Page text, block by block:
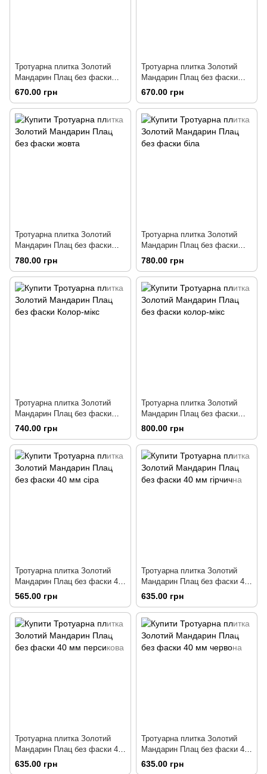
Тротуарна плитка Золотий
Мандарин Плац без фаски
коричнева
670.00 грн
Тротуарна плитка Золотий
Мандарин Плац без фаски
чорна
670.00 грн
Тротуарна плитка Золотий
Мандарин Плац без фаски
жовта
780.00 грн
Тротуарна плитка Золотий
Мандарин Плац без фаски
біла
780.00 грн
Тротуарна плитка Золотий
Мандарин Плац без фаски
Колор-мікс
740.00 грн
Тротуарна плитка Золотий
Мандарин Плац без фаски
колор-мікс
800.00 грн
Тротуарна плитка Золотий
Мандарин Плац без фаски 40
мм сіра
565.00 грн
Тротуарна плитка Золотий
Мандарин Плац без фаски 40
мм гірчична
635.00 грн
Тротуарна плитка Золотий
Мандарин Плац без фаски 40
мм персикова
635.00 грн
Тротуарна плитка Золотий
Мандарин Плац без фаски 40
мм червона
635.00 грн